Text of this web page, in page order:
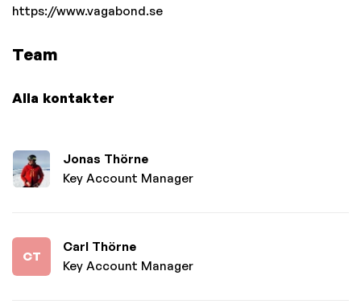
https://www.vagabond.se
Team
Alla kontakter
Jonas Thörne
Key Account Manager
CT
Carl Thörne
Key Account Manager